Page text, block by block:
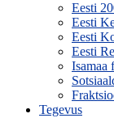
Eesti
Eesti
Eesti
Eesti
Isamaa
Tegevus